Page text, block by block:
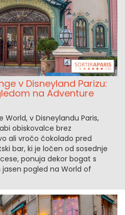
v Disneyland Parizu:
na Adventure
v Disneylandu Paris,
obiskovalce brez
ali vročo čokolado pred
bar, ki je ločen od sosednje
ponuja dekor bogat s
pogled na World of